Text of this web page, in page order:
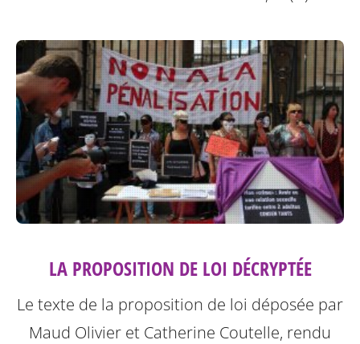
LA PROPOSITION DE LOI DÉCRYPTÉE
Le texte de la proposition de loi déposée par
Maud Olivier et Catherine Coutelle, rendu